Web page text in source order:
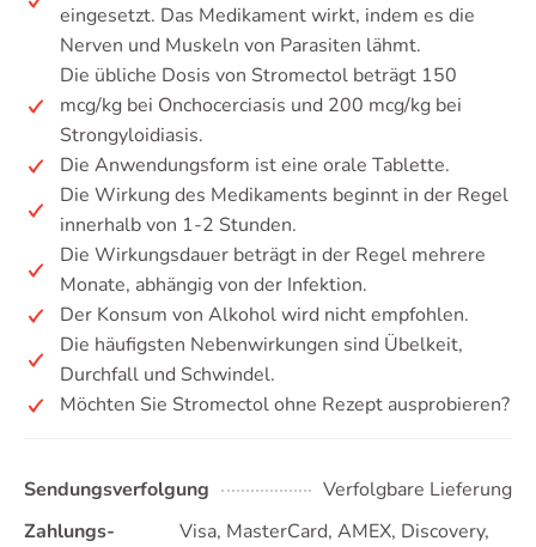
eingesetzt. Das Medikament wirkt, indem es die
Nerven und Muskeln von Parasiten lähmt.
Die übliche Dosis von Stromectol beträgt 150
mcg/kg bei Onchocerciasis und 200 mcg/kg bei
Strongyloidiasis.
Die Anwendungsform ist eine orale Tablette.
Die Wirkung des Medikaments beginnt in der Regel
innerhalb von 1-2 Stunden.
Die Wirkungsdauer beträgt in der Regel mehrere
Monate, abhängig von der Infektion.
Der Konsum von Alkohol wird nicht empfohlen.
Die häufigsten Nebenwirkungen sind Übelkeit,
Durchfall und Schwindel.
Möchten Sie Stromectol ohne Rezept ausprobieren?
Sendungsverfolgung
Verfolgbare Lieferung
Zahlungs-
Visa, MasterCard, AMEX, Discovery,